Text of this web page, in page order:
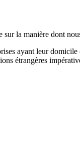
la manière dont
ayant leur
étrangères